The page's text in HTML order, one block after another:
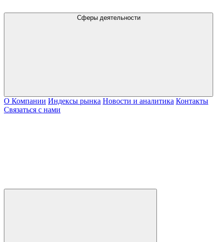
Сферы деятельности
О Компании Индексы рынка Новости и аналитика Контакты
Связаться с нами